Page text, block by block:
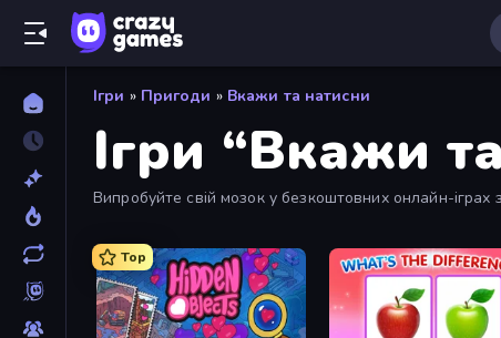
Ігри » Пригоди » Вкажи та натисни
Ігри “Вкажи
Випробуйте свій мозок у безкоштовних онлайн-іграх
Top